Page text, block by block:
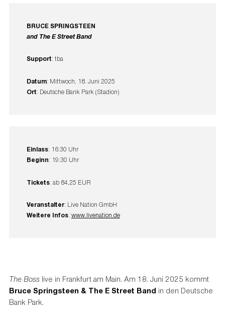
BRUCE SPRINGSTEEN
and The E Street Band
Support: tba
Datum: Mittwoch, 18. Juni 2025
Ort: Deutsche Bank Park (Stadion)
Einlass: 16:30 Uhr
Beginn: 19:30 Uhr
Tickets: ab 84,25 EUR
Veranstalter: Live Nation GmbH
Weitere Infos: www.livenation.de
The Bosslive in Frankfurt am Main. Am 18. Juni 2025 kommt
Bruce Springsteen & The E Street Band in den Deutsche
Bank Park.